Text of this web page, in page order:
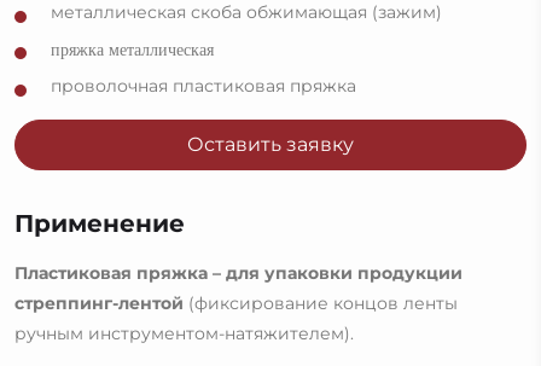
металлическая скоба обжимающая (зажим)
пряжка металлическая
проволочная пластиковая пряжка
Оставить заявку
Применение
Пластиковая пряжка – для упаковки продукции
стреппинг-лентой (фиксирование концов ленты
ручным инструментом-натяжителем).